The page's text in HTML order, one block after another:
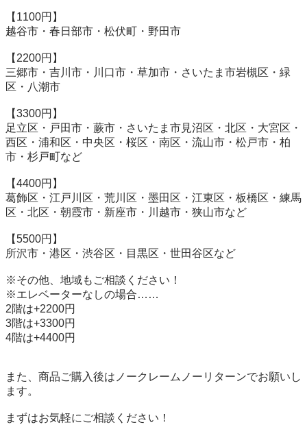
【1100円】
越谷市・春日部市・松伏町・野田市
【2200円】
三郷市・吉川市・川口市・草加市・さいたま市岩槻区・緑
区・八潮市
【3300円】
足立区・戸田市・蕨市・さいたま市見沼区・北区・大宮区・
西区・浦和区・中央区・桜区・南区・流山市・松戸市・柏
市・杉戸町など
【4400円】
葛飾区・江戸川区・荒川区・墨田区・江東区・板橋区・練馬
区・北区・朝霞市・新座市・川越市・狭山市など
【5500円】
所沢市・港区・渋谷区・目黒区・世田谷区など
※その他、地域もご相談ください！
※エレベーターなしの場合……
2階は+2200円
3階は+3300円
4階は+4400円
また、商品ご購入後はノークレームノーリターンでお願いし
ます。
まずはお気軽にご相談ください！